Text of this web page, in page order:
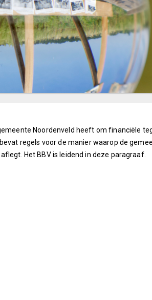
Noordenveld heeft om financiële
regels voor de manier waarop de
Het BBV is leidend in deze paragraaf.